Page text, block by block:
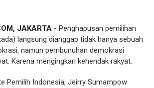
JAKARTA - Penghapusan pemilihan
langsung dianggap tidak hanya sebuah
namun pembunuhan demokrasi
Karena mengingkari kehendak rakyat.
Pemilih Indonesia, Jeirry Sumampow